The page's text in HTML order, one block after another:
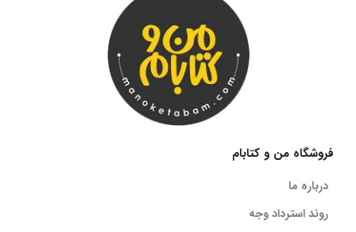
فروشگاه من و کتابام
درباره ما
روند استرداد وجه